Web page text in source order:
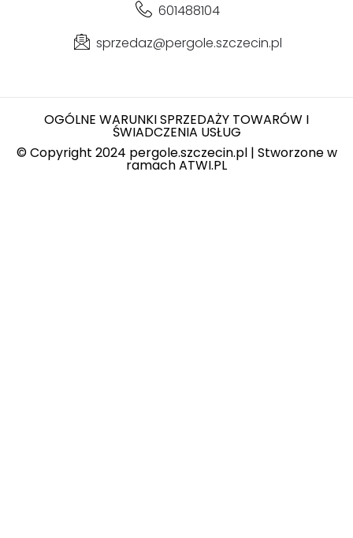
601488104
sprzedaz@pergole.szczecin.pl
© Copyright 2024 pergole.szczecin.pl | Stworzone w
ramachATWI.PL
OGÓLNE WARUNKI SPRZEDAŻY TOWARÓW I
ŚWIADCZENIA USŁUG